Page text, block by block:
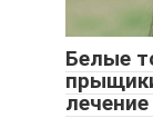
Белые